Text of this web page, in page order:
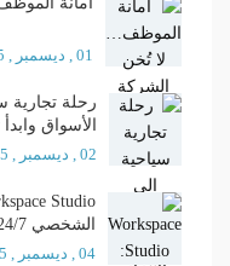
01 , ديسمبر , 2025
رحلة تجارية
الأسواق
02 , ديسمبر , 2025
الشخصي 24/7
04 , ديسمبر , 2025